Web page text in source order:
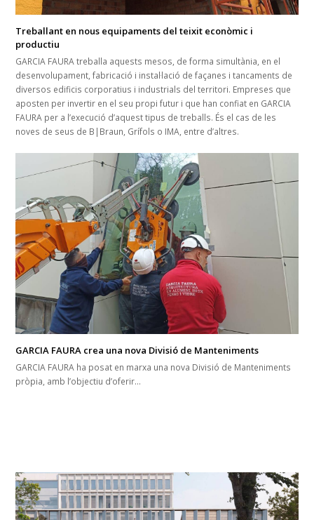
Treballant en nous equipaments del teixit econòmic i
productiu
GARCIA FAURA treballa aquests mesos, de forma simultània, en el
desenvolupament, fabricació i instal·lació de façanes i tancaments de
diversos edificis corporatius i industrials del territori. Empreses que
aposten per invertir en el seu propi futur i que han confiat en GARCIA
FAURA per a l’execució d’aquest tipus de treballs. És el cas de les
noves de seus de B|Braun, Grífols o IMA, entre d’altres.
GARCIA FAURA crea una nova Divisió de Manteniments
GARCIA FAURA ha posat en marxa una nova Divisió de Manteniments
pròpia, amb l’objectiu d’oferir…